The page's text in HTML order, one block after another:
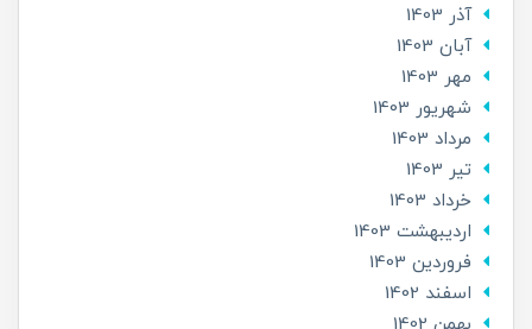
آذر 1403
آبان 1403
مهر 1403
شهریور 1403
مرداد 1403
تير 1403
خرداد 1403
ارديبهشت 1403
فروردین 1403
اسفند 1402